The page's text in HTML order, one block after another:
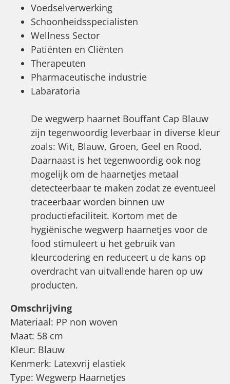
Voedselverwerking
Schoonheidsspecialisten
Wellness Sector
Patiënten en Cliënten
Therapeuten
Pharmaceutische industrie
Labaratoria
De wegwerp haarnet Bouffant Cap Blauw
zijn tegenwoordig leverbaar in diverse kleur
zoals: Wit, Blauw, Groen, Geel en Rood.
Daarnaast is het tegenwoordig ook nog
mogelijk om de haarnetjes metaal
detecteerbaar te maken zodat ze eventueel
traceerbaar worden binnen uw
productiefaciliteit. Kortom met de
hygiënische wegwerp haarnetjes voor de
food stimuleert u het gebruik van
kleurcodering en reduceert u de kans op
overdracht van uitvallende haren op uw
producten.
Omschrijving
Materiaal: PP non woven
Maat: 58 cm
Kleur: Blauw
Kenmerk: Latexvrij elastiek
Type: Wegwerp Haarnetjes